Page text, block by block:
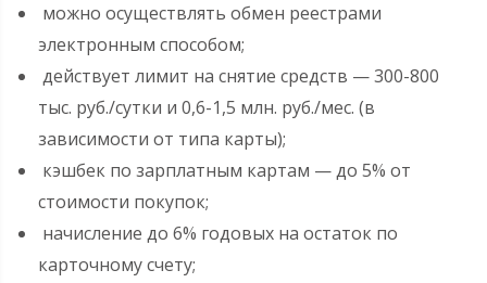
можно осуществлять обмен реестрами
электронным способом;
действует лимит на снятие средств — 300-800
тыс. руб./сутки и 0,6-1,5 млн. руб./мес. (в
зависимости от типа карты);
кэшбек по зарплатным картам — до 5% от
стоимости покупок;
начисление до 6% годовых на остаток по
карточному счету;